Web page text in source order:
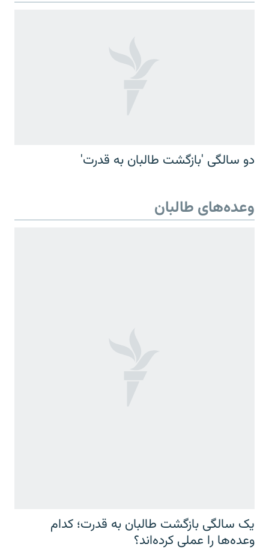
دو سالگی 'بازگشت طالبان به قدرت'
وعده‌های طالبان
یک سالگی بازگشت طالبان به قدرت؛ کدام
وعده‌ها را عملی کرده‌اند؟